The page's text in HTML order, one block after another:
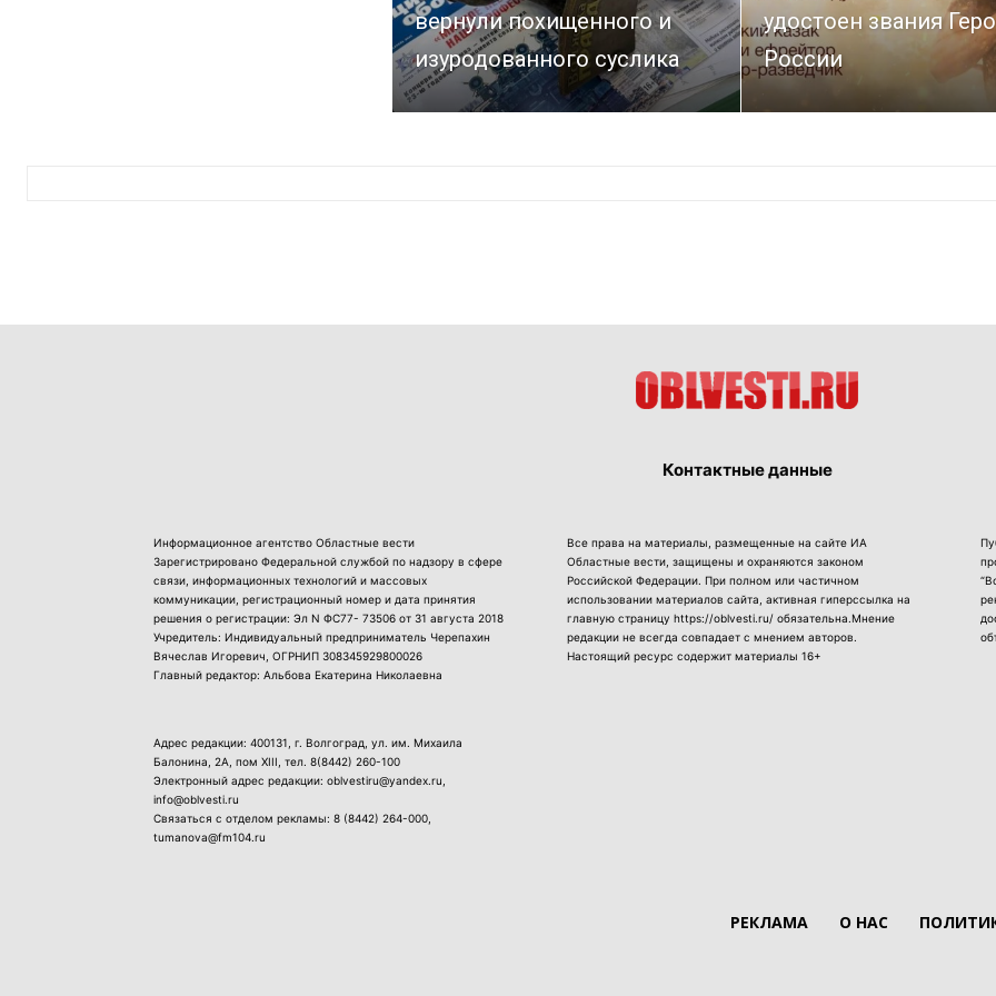
вернули похищенного и
изуродованного суслика
удостоен звания
России
Контактные данные
Информационное агентство Областные вести
Зарегистрировано Федеральной службой по надзору в сфере
связи, информационных технологий и массовых
коммуникации, регистрационный номер и дата принятия
решения о регистрации: Эл N ФС77- 73506 от 31 августа 2018
Учредитель: Индивидуальный предприниматель Черепахин
Вячеслав Игоревич, ОГРНИП 308345929800026
Главный редактор: Альбова Екатерина Николаевна
Адрес редакции: 400131, г. Волгоград, ул. им. Михаила
Балонина, 2А, пом XIII, тел. 8(8442) 260-100
Электронный адрес редакции: oblvestiru@yandex.ru,
info@oblvesti.ru
Связаться с отделом рекламы: 8 (8442) 264-000,
tumanova@fm104.ru
Все права на материалы, размещенные на сайте ИА
Областные вести, защищены и охраняются законом
Российской Федерации. При полном или частичном
использовании материалов сайта, активная гиперссылка на
главную страницу https://oblvesti.ru/ обязательна.Мнение
редакции не всегда совпадает с мнением авторов.
Настоящий ресурс содержит материалы 16+
РЕКЛАМА О НАС